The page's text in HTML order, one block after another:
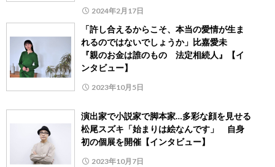
2024年2月17日
「許し合えるからこそ、本当の愛情が生ま
れるのではないでしょうか」比嘉愛未
『親のお金は誰のもの 法定相続人』【イ
ンタビュー】
2023年10月5日
演出家で小説家で脚本家…多彩な顔を見せる
松尾スズキ「始まりは絵なんです」 自身
初の個展を開催【インタビュー】
2023年10月7日